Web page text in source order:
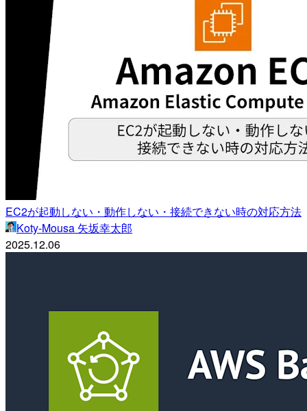
EC2が起動しない・動作しない・接続できない時の対応方法
Koty-Mousa 矢坂幸太郎
2025.12.06